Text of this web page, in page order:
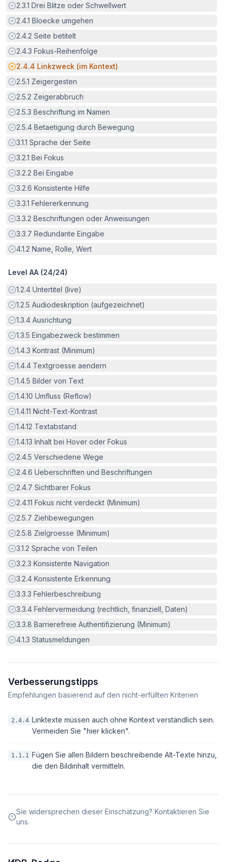
Erfüllt:
2.3.1 Drei Blitze oder Schwellwert
Erfüllt:
2.4.1 Bloecke umgehen
Erfüllt:
2.4.2 Seite betitelt
Erfüllt:
2.4.3 Fokus-Reihenfolge
Potenzielle Barriere:
2.4.4 Linkzweck (im Kontext)
Erfüllt:
2.5.1 Zeigergesten
Erfüllt:
2.5.2 Zeigerabbruch
Erfüllt:
2.5.3 Beschriftung im Namen
Erfüllt:
2.5.4 Betaetigung durch Bewegung
Erfüllt:
3.1.1 Sprache der Seite
Erfüllt:
3.2.1 Bei Fokus
Erfüllt:
3.2.2 Bei Eingabe
Erfüllt:
3.2.6 Konsistente Hilfe
Erfüllt:
3.3.1 Fehlererkennung
Erfüllt:
3.3.2 Beschriftungen oder Anweisungen
Erfüllt:
3.3.7 Redundante Eingabe
Erfüllt:
4.1.2 Name, Rolle, Wert
Level AA (24/24)
Erfüllt:
1.2.4 Untertitel (live)
Erfüllt:
1.2.5 Audiodeskription (aufgezeichnet)
Erfüllt:
1.3.4 Ausrichtung
Erfüllt:
1.3.5 Eingabezweck bestimmen
Erfüllt:
1.4.3 Kontrast (Minimum)
Erfüllt:
1.4.4 Textgroesse aendern
Erfüllt:
1.4.5 Bilder von Text
Erfüllt:
1.4.10 Umfluss (Reflow)
Erfüllt:
1.4.11 Nicht-Text-Kontrast
Erfüllt:
1.4.12 Textabstand
Erfüllt:
1.4.13 Inhalt bei Hover oder Fokus
Erfüllt:
2.4.5 Verschiedene Wege
Erfüllt:
2.4.6 Ueberschriften und Beschriftungen
Erfüllt:
2.4.7 Sichtbarer Fokus
Erfüllt:
2.4.11 Fokus nicht verdeckt (Minimum)
Erfüllt:
2.5.7 Ziehbewegungen
Erfüllt:
2.5.8 Zielgroesse (Minimum)
Erfüllt:
3.1.2 Sprache von Teilen
Erfüllt:
3.2.3 Konsistente Navigation
Erfüllt:
3.2.4 Konsistente Erkennung
Erfüllt:
3.3.3 Fehlerbeschreibung
Erfüllt:
3.3.4 Fehlervermeidung (rechtlich, finanziell, Daten)
Erfüllt:
3.3.8 Barrierefreie Authentifizierung (Minimum)
Erfüllt:
4.1.3 Statusmeldungen
Verbesserungstipps
Empfehlungen basierend auf den nicht-erfüllten Kriterien
2.4.4 Linktexte müssen auch ohne Kontext verständlich sein.
Vermeiden Sie "hier klicken".
1.1.1 Fügen Sie allen Bildern beschreibende Alt-Texte hinzu,
die den Bildinhalt vermitteln.
Sie widersprechen dieser Einschätzung? Kontaktieren Sie
uns.